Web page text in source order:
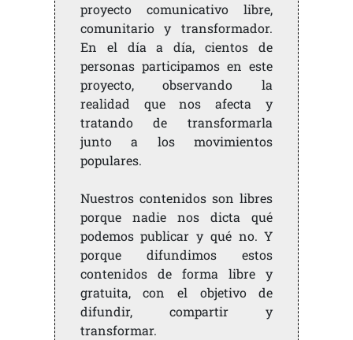
proyecto comunicativo libre,
comunitario y transformador.
En el día a día, cientos de
personas participamos en este
proyecto, observando la
realidad que nos afecta y
tratando de transformarla
junto a los movimientos
populares.
Nuestros contenidos son libres
porque nadie nos dicta qué
podemos publicar y qué no. Y
porque difundimos estos
contenidos de forma libre y
gratuita, con el objetivo de
difundir, compartir y
transformar.